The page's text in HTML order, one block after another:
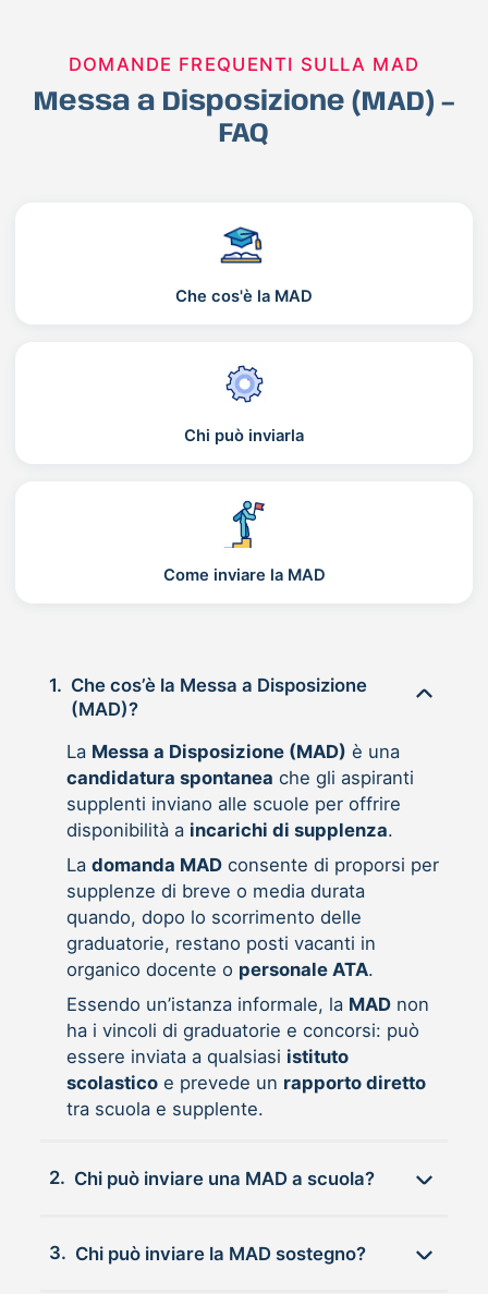
DOMANDE FREQUENTI SULLA MAD
Messa a Disposizione (MAD) –
FAQ
Che cos'è la MAD
Chi può inviarla
Come inviare la MAD
1. Che cos’è la Messa a Disposizione
(MAD)?
La Messa a Disposizione (MAD) è una
candidatura spontanea che gli aspiranti
supplenti inviano alle scuole per offrire
disponibilità a incarichi di supplenza.
La domanda MADconsente di proporsi per
supplenze di breve o media durata
quando, dopo lo scorrimento delle
graduatorie, restano posti vacanti in
organico docente o personale ATA.
Essendo un’istanza informale, la MADnon
ha i vincoli di graduatorie e concorsi: può
essere inviata a qualsiasi istituto
scolasticoe prevede un rapporto diretto
tra scuola e supplente.
2. Chi può inviare una MAD a scuola?
3. Chi può inviare la MAD sostegno?